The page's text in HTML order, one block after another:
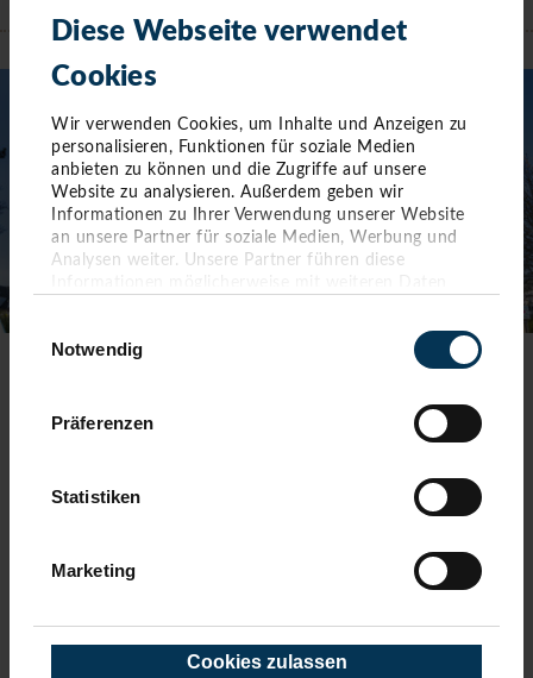
Diese Webseite verwendet
Cookies
Wir verwenden Cookies, um Inhalte und Anzeigen zu
personalisieren, Funktionen für soziale Medien
anbieten zu können und die Zugriffe auf unsere
Website zu analysieren. Außerdem geben wir
Informationen zu Ihrer Verwendung unserer Website
an unsere Partner für soziale Medien, Werbung und
Analysen weiter. Unsere Partner führen diese
sie im Rahmen Ihrer Nutzung der Dienste gesammelt
haben. Sie geben Einwilligung zu unseren Cookies,
Notwendig
Präferenzen
Statistiken
Marketing
Cookies zulassen
TIMMENDORFER STRAND
Timmendorfer Platz 10
Telefon: 04503-3577-0
01. Januar - 31. Dezember